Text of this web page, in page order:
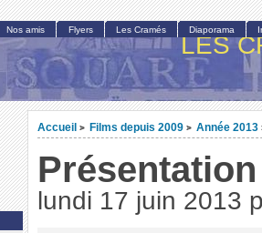
LES
Accueil > Films depuis 2009 > Année 2013
Présentation
lundi 17 juin 2013
Nos amis Flyers Les Cramés Diaporama